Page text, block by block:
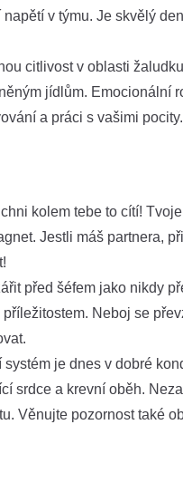
v týmu. Je skvělý
citlivost v oblasti
jídlům. Emocionální
a práci s vašimi pocity.
kolem tebe to cítí!
Jestli máš partnera,
před šéfem jako nikdy
Neboj se
je dnes v dobré
srdce a krevní oběh.
Věnujte pozornost také